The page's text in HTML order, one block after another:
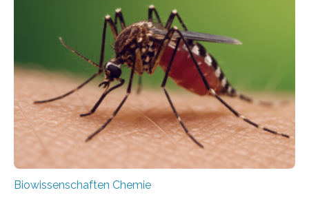
Grünalgen, die vor Hunderten von Millionen Jahren
lebten. Unter den Vorfahren sticht eine Gruppe heraus,
die noch heute in der Natur vorkommt: die
Süßwasseralge Coleochaetophyceae. Einige Arten
dieser Gruppe bilden aus Zellfäden dichte Geflechte
mit scheibenförmiger Gestalt. Was auffällig ist: Die
nächsten…
Biowissenschaften Chemie